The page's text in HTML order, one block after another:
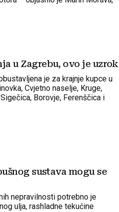
u Zagrebu, ovo je uzrok
je za krajnje kupce u
Cvjetno naselje, Kruge,
Borovje, Ferenščica i
sustava mogu se
nepravilnosti potrebno je
ulja, rashladne tekućine